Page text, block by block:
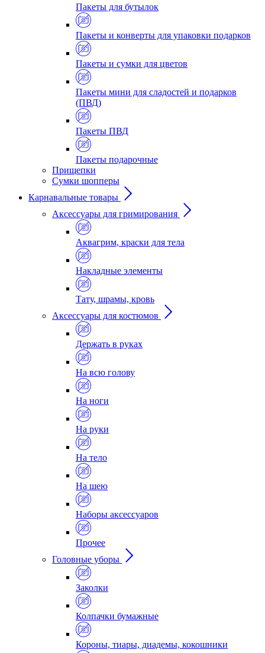
Пакеты для бутылок
Пакеты и конверты для упаковки подарков
Пакеты и сумки для цветов
Пакеты мини для сладостей и подарков
(ПВД)
Пакеты ПВД
Пакеты подарочные
Прищепки
Сумки шопперы
Карнавальные товары
Аксессуары для гримирования
Аквагрим, краски для тела
Накладные элементы
Тату, шрамы, кровь
Аксессуары для костюмов
Держать в руках
На всю голову
На ноги
На руки
На тело
На шею
Наборы аксессуаров
Прочее
Головные уборы
Заколки
Колпачки бумажные
Короны, тиары, диадемы, кокошники